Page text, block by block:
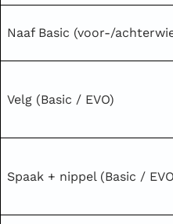
Naaf Basic (voor-/
Velg (Basic / EVO)
Spaak + nippel (Basic /